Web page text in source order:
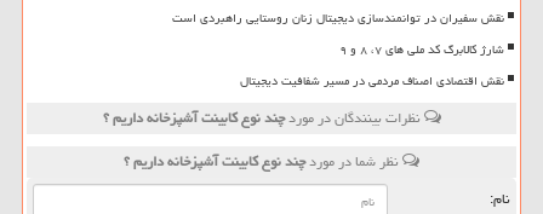
نقش سفیران در توانمندسازی دیجیتال زنان روستایی راهبردی است
شارژ کالابرگ کد ملی های ۷، ۸ و ۹
نقش اقتصادی اصناف مردمی در مسیر شفافیت دیجیتال
نظرات بینندگان در موردچند نوع كابینت آشپزخانه داریم ؟
نظر شما در موردچند نوع كابینت آشپزخانه داریم ؟
نام: